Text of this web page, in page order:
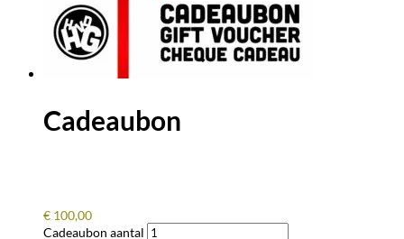
Cadeaubon
€ 100,00
Cadeaubon aantal